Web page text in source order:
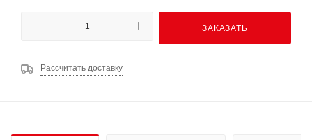
ЗАКАЗАТЬ
Рассчитать доставку